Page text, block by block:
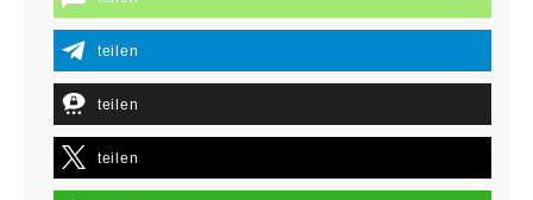
teilen
teilen
teilen